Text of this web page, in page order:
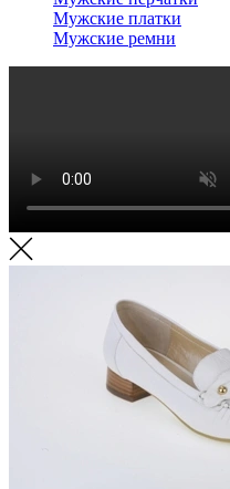
Мужские платки
Мужские ремни